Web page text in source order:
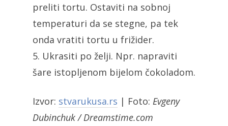
preliti tortu. Ostaviti na sobnoj
temperaturi da se stegne, pa tek
onda vratiti tortu u frižider.
5. Ukrasiti po želji. Npr. napraviti
šare istopljenom bijelom čokoladom.
Izvor: stvarukusa.rs | Foto: Evgeny
Dubinchuk / Dreamstime.com